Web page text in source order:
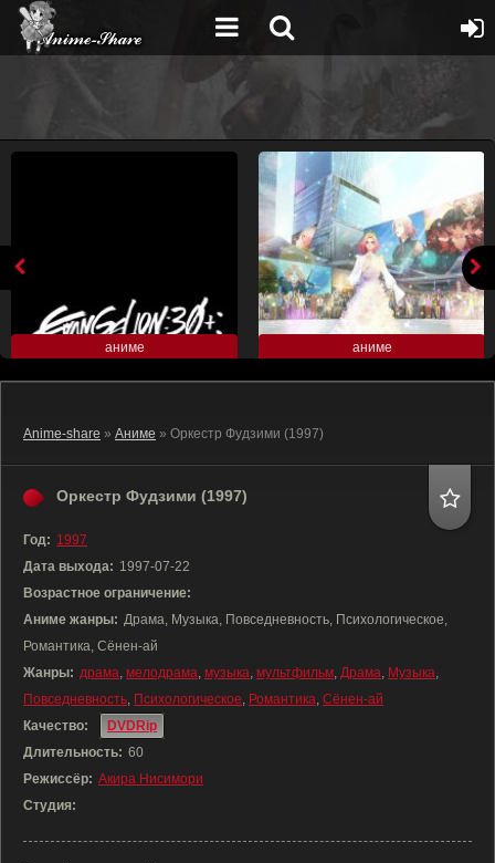
аниме аниме
Anime-share » Аниме » Оркестр Фудзими (1997)
Оркестр Фудзими (1997)
Год: 1997
Дата выхода: 1997-07-22
Возрастное ограничение:
Аниме жанры: Драма, Музыка, Повседневность, Психологическое,
Романтика, Сёнен-ай
Жанры: драма, мелодрама, музыка, мультфильм, Драма, Музыка,
Повседневность, Психологическое, Романтика, Сёнен-ай
Качество:
DVDRip
Длительность: 60
Режиссёр: Акира Нисимори
Студия: